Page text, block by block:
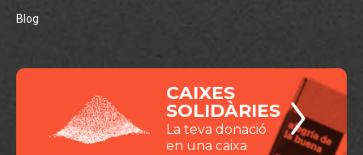
Blog
CAIXES
SOLIDÀRIES
La teva donació
en una caixa